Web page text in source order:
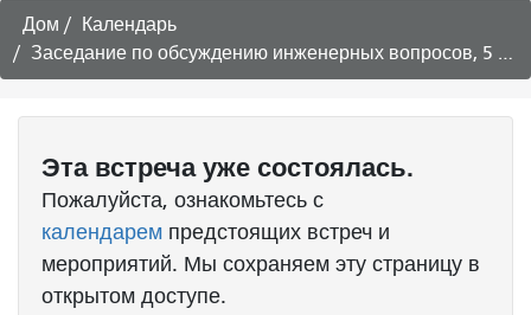
Дом
Календарь
Заседание по обсуждению инженерных вопросов, 5 января 2024 года.
Эта встречауже состоялась.
Пожалуйста, ознакомьтесь с
календарем предстоящих встреч и
мероприятий. Мы сохраняем эту страницу в
открытом доступе.